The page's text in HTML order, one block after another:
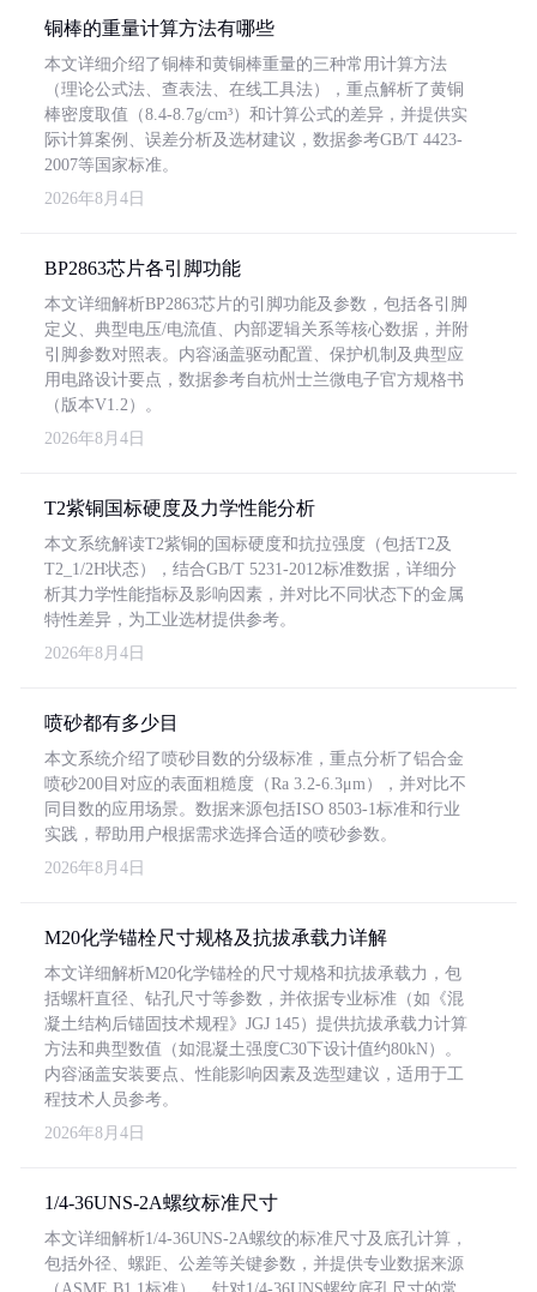
铜棒的重量计算方法有哪些
本文详细介绍了铜棒和黄铜棒重量的三种常用计算方法
（理论公式法、查表法、在线工具法），重点解析了黄铜
棒密度取值（8.4-8.7g/cm³）和计算公式的差异，并提供实
际计算案例、误差分析及选材建议，数据参考GB/T 4423-
2007等国家标准。
2026年8月4日
BP2863芯片各引脚功能
本文详细解析BP2863芯片的引脚功能及参数，包括各引脚
定义、典型电压/电流值、内部逻辑关系等核心数据，并附
引脚参数对照表。内容涵盖驱动配置、保护机制及典型应
用电路设计要点，数据参考自杭州士兰微电子官方规格书
（版本V1.2）。
2026年8月4日
T2紫铜国标硬度及力学性能分析
本文系统解读T2紫铜的国标硬度和抗拉强度（包括T2及
T2_1/2H状态），结合GB/T 5231-2012标准数据，详细分
析其力学性能指标及影响因素，并对比不同状态下的金属
特性差异，为工业选材提供参考。
2026年8月4日
喷砂都有多少目
本文系统介绍了喷砂目数的分级标准，重点分析了铝合金
喷砂200目对应的表面粗糙度（Ra 3.2-6.3μm），并对比不
同目数的应用场景。数据来源包括ISO 8503-1标准和行业
实践，帮助用户根据需求选择合适的喷砂参数。
2026年8月4日
M20化学锚栓尺寸规格及抗拔承载力详解
本文详细解析M20化学锚栓的尺寸规格和抗拔承载力，包
括螺杆直径、钻孔尺寸等参数，并依据专业标准（如《混
凝土结构后锚固技术规程》JGJ 145）提供抗拔承载力计算
方法和典型数值（如混凝土强度C30下设计值约80kN）。
内容涵盖安装要点、性能影响因素及选型建议，适用于工
程技术人员参考。
2026年8月4日
1/4-36UNS-2A螺纹标准尺寸
本文详细解析1/4-36UNS-2A螺纹的标准尺寸及底孔计算，
包括外径、螺距、公差等关键参数，并提供专业数据来源